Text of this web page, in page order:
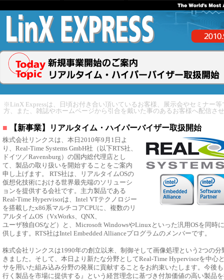
※LinX Expressは、日頃お付き合い頂いているお客様、展示会やセミナー
方、また、雑誌やホームページから引合を戴いた事のあるお客様へ配信さ
■ 【新事業】リアルタイム・ハイパーバイザー取扱開始
株式会社リンクスは、本日2010年9月1日よ
り、Real-Time Systems GmbH社（以下RTS社、
ドイツ／Ravensburg）の国内総代理店とし
て、製品の取り扱いを開始することをご案内
申し上げます。 RTS社は、リアルタイムOSの
仮想化技術における世界最先端のソリューシ
ョンを提供する会社です。主力製品である
Real-Time Hypervisorは、Intel VTテクノロジー
を搭載したx86系マルチコアCPUに、複数のリ
アルタイムOS（VxWorks、QNX、
ユーザ独自OSなど）と、Microsoft WindowsやLinuxといった汎用OSを同時
供します。RTS社はIntel Embedded Allianceプログラムのメンバーです。
株式会社リンクスは1990年の創立以来、制御そして画像処理という2つの
きました。そして、本日より新たな分野としてReal-Time Hypervisorを中心
サを用いた組み込み分野の発展に貢献することをお約束いたします。今後
行く製品を市場に提供する』という経営理念に基づき付加価値の高い製品